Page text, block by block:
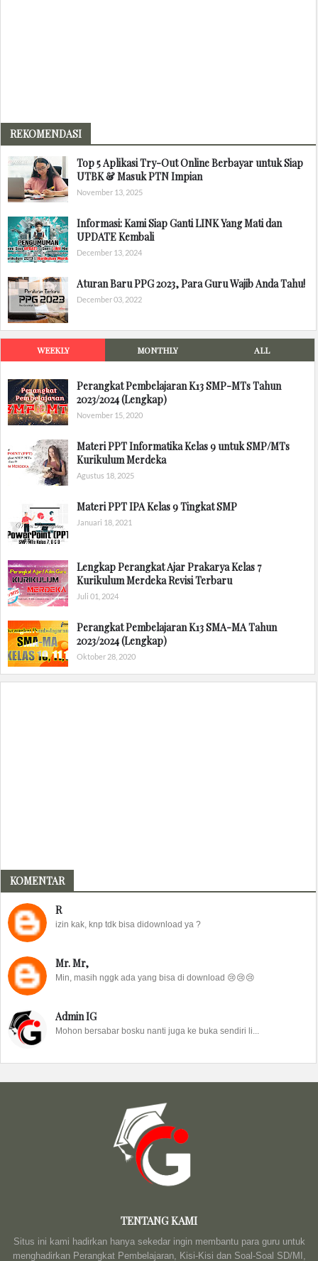
REKOMENDASI
Top 5 Aplikasi Try-Out Online Berbayar untuk Siap
UTBK & Masuk PTN Impian
November 13, 2025
Informasi: Kami Siap Ganti LINK Yang Mati dan
UPDATE Kembali
December 13, 2024
Aturan Baru PPG 2023, Para Guru Wajib Anda Tahu!
December 03, 2022
WEEKLY MONTHLY ALL
Perangkat Pembelajaran K13 SMP-MTs Tahun
2023/2024 (Lengkap)
November 15, 2020
Materi PPT Informatika Kelas 9 untuk SMP/MTs
Kurikulum Merdeka
Agustus 18, 2025
Materi PPT IPA Kelas 9 Tingkat SMP
Januari 18, 2021
Lengkap Perangkat Ajar Prakarya Kelas 7
Kurikulum Merdeka Revisi Terbaru
Juli 01, 2024
Perangkat Pembelajaran K13 SMA-MA Tahun
2023/2024 (Lengkap)
Oktober 28, 2020
KOMENTAR
R
izin kak, knp tdk bisa didownload ya ?
Mr. Mr,
Min, masih nggk ada yang bisa di download 😢😢😢
Admin IG
Mohon bersabar bosku nanti juga ke buka sendiri li...
TENTANG KAMI
Situs ini kami hadirkan hanya sekedar ingin membantu para guru untuk
menghadirkan Perangkat Pembelajaran, Kisi-Kisi dan Soal-Soal SD/MI,